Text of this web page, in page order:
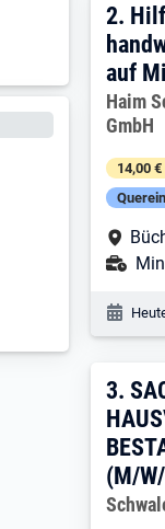
2.
2.
auf
Haim
GmbH
14,00
3.
3.
(M/